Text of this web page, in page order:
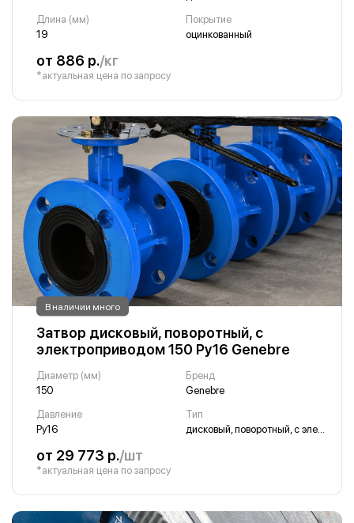
Длина (мм)
19
Покрытие
оцинкованный
от 886 р./кг
*актуальная цена по запросу
В наличии много
Затвор дисковый, поворотный, с
электроприводом 150 Ру16 Genebre
Диаметр (мм)
150
Бренд
Genebre
Давление
Ру16
Тип
дисковый, поворотный, с электроприводом
от 29 773 р./шт
*актуальная цена по запросу